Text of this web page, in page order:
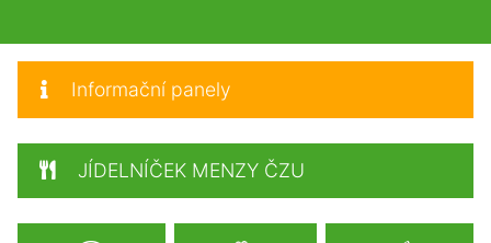
Informační panely
JÍDELNÍČEK MENZY ČZU